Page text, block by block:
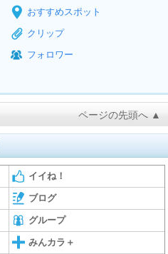
おすすめスポット
クリップ
フォロワー
ページの先頭へ ▲
イイね！
ブログ
グループ
みんカラ＋